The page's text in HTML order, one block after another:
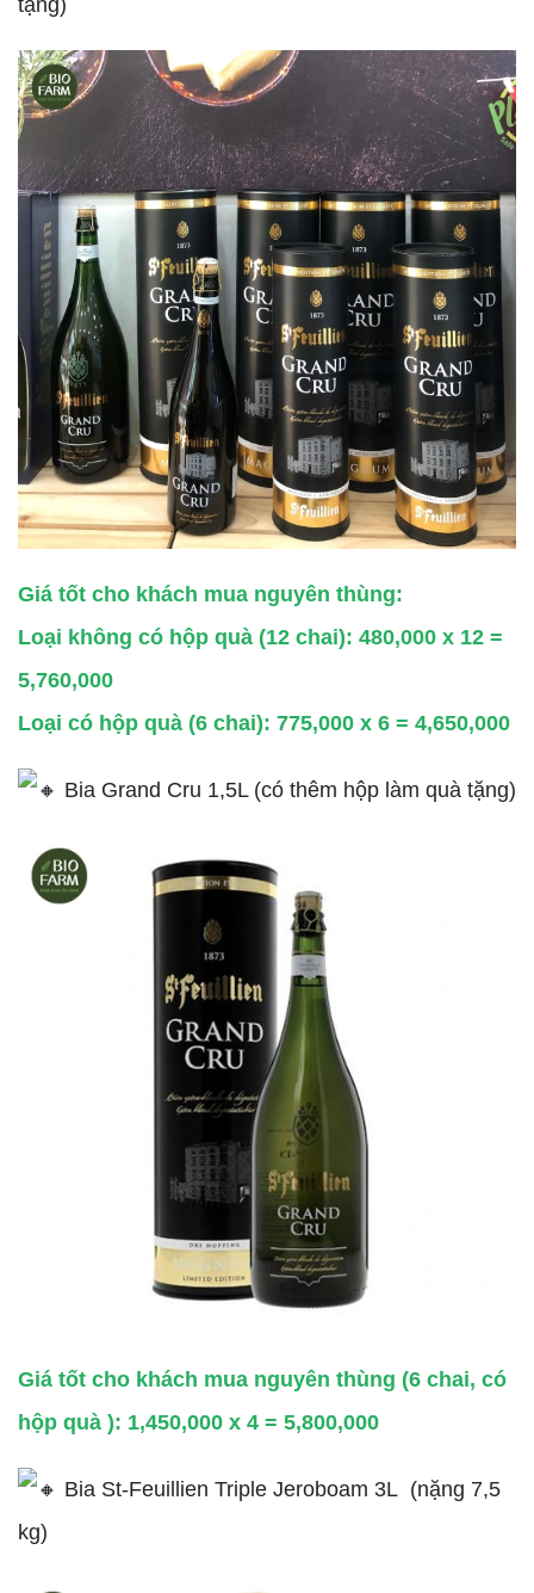
tặng)
Giá tốt cho khách mua nguyên thùng:
Loại không có hộp quà (12 chai): 480,000 x 12 =
5,760,000
Loại có hộp quà (6 chai): 775,000 x 6 = 4,650,000
Bia Grand Cru 1,5L (có thêm hộp làm quà tặng)
Giá tốt cho khách mua nguyên thùng (6 chai, có
hộp quà ): 1,450,000 x 4 = 5,800,000
Bia St-Feuillien Triple Jeroboam 3L (nặng 7,5
kg)